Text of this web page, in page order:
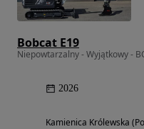
Bobcat E19
Niepowtarzalny - Wyjątkowy -
2026
Kamienica Królewska